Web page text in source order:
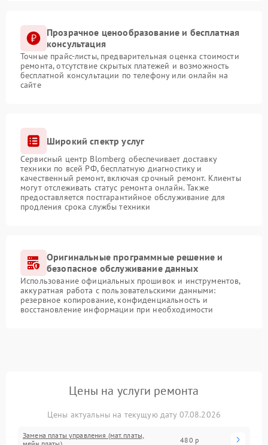
Прозрачное ценообразование и бесплатная
консультация
Точные прайс-листы, предварительная оценка стоимости
ремонта, отсутствие скрытых платежей и возможность
бесплатной консультации по телефону или онлайн на
сайте
Широкий спектр услуг
Сервисный центр Blomberg обеспечивает доставку
техники по всей РФ, бесплатную диагностику и
качественный ремонт, включая срочный ремонт. Клиенты
могут отслеживать статус ремонта онлайн. Также
предоставляется постгарантийное обслуживание для
продления срока службы техники
Оригинальные программные решение и
безопасное обслуживание данных
Использование официальных прошивок и инструментов,
аккуратная работа с пользовательскими данными:
резервное копирование, конфиденциальность и
восстановление информации при необходимости
Цены на услуги ремонта
Цены актуальны на текущую дату 07.08.2026
Замена платы управления (мат.платы,
480 р